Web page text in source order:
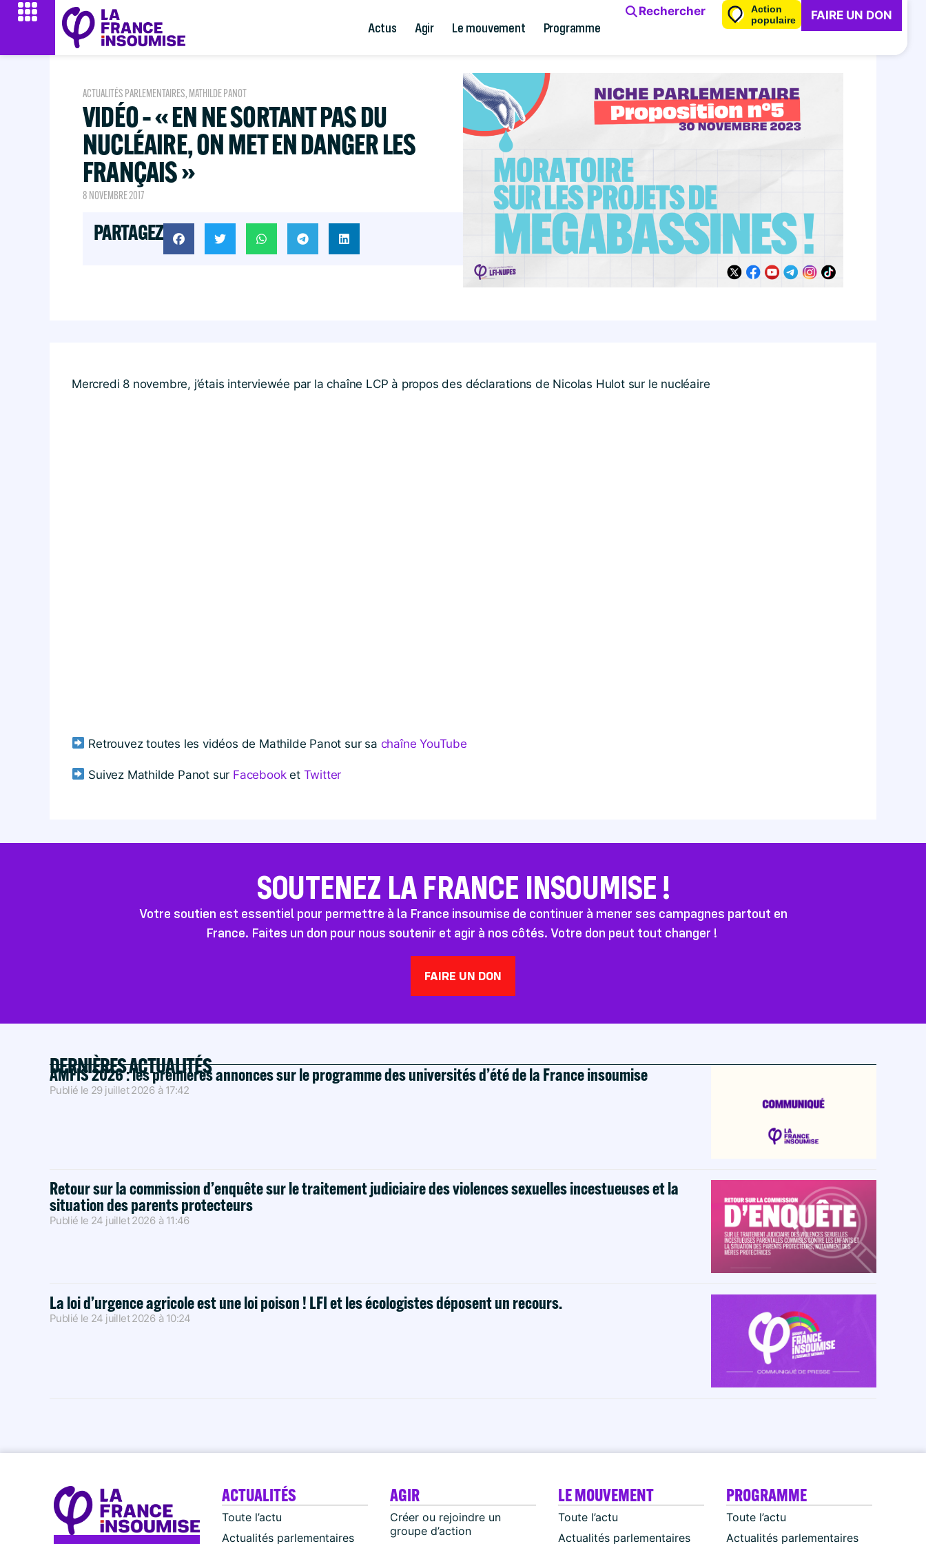
Actus Agir Le mouvement Programme
Rechercher
Action
populaire
FAIRE UN DON
ACTUALITÉS PARLEMENTAIRES, MATHILDE PANOT
VIDÉO – « EN NE SORTANT PAS DU
NUCLÉAIRE, ON MET EN DANGER LES
FRANÇAIS »
8 NOVEMBRE 2017
PARTAGEZ
Mercredi 8 novembre, j’étais interviewée par la chaîne LCP à propos des déclarations de Nicolas Hulot sur le nucléaire
Retrouvez toutes les vidéos de Mathilde Panot sur sa chaîne YouTube
Suivez Mathilde Panot sur Facebooket Twitter
SOUTENEZ LA FRANCE INSOUMISE !
Votre soutien est essentiel pour permettre à la France insoumise de continuer à mener ses campagnes partout en
France. Faites un don pour nous soutenir et agir à nos côtés. Votre don peut tout changer !
FAIRE UN DON
DERNIÈRES ACTUALITÉS
AMFIS 2026 : les premières annonces sur le programme des universités d’été de la France insoumise
Publié le 29 juillet 2026 à 17:42
Retour sur la commission d’enquête sur le traitement judiciaire des violences sexuelles incestueuses et la
situation des parents protecteurs
Publié le 24 juillet 2026 à 11:46
La loi d’urgence agricole est une loi poison ! LFI et les écologistes déposent un recours.
Publié le 24 juillet 2026 à 10:24
ACTUALITÉS
Toute l’actu
Actualités parlementaires
AGIR
Créer ou rejoindre un
groupe d’action
LE MOUVEMENT
Toute l’actu
Actualités parlementaires
PROGRAMME
Toute l’actu
Actualités parlementaires